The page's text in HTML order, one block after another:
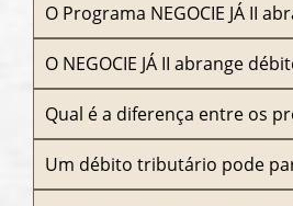
O Programa NEGOCIE JÁ II
O NEGOCIE JÁ II abrange
Qual é a diferença entre os
Um débito tributário pode